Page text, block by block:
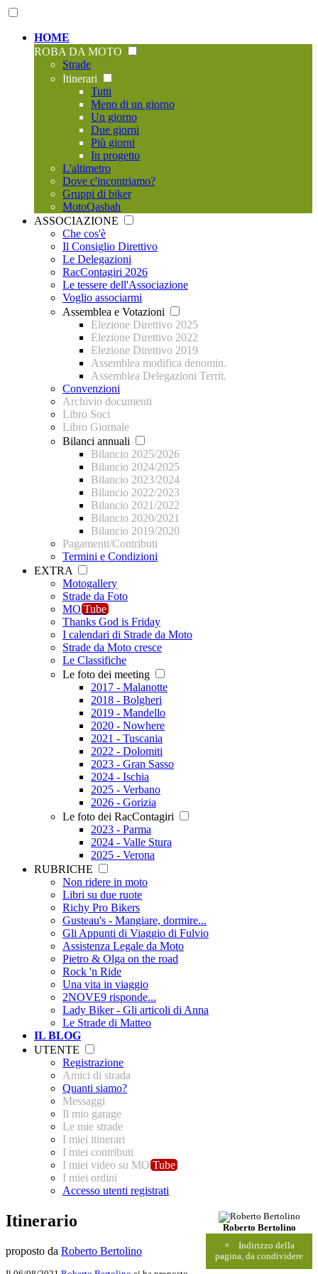
HOME
ROBA DA MOTO
Strade
Itinerari
Tutti
Meno di un giorno
Un giorno
Due giorni
Più giorni
In progetto
L'altimetro
Dove c'incontriamo?
Gruppi di biker
MotoQasbah
ASSOCIAZIONE
Che cos'è
Il Consiglio Direttivo
Le Delegazioni
RacContagiri 2026
Le tessere dell'Associazione
Voglio associarmi
Assemblea e Votazioni
Elezione Direttivo 2025
Elezione Direttivo 2022
Elezione Direttivo 2019
Assemblea modifica denomin.
Assemblea Delegazioni Territ.
Convenzioni
Archivio documenti
Libro Soci
Libro Giornale
Bilanci annuali
Bilancio 2025/2026
Bilancio 2024/2025
Bilancio 2023/2024
Bilancio 2022/2023
Bilancio 2021/2022
Bilancio 2020/2021
Bilancio 2019/2020
Pagamenti/Contributi
Termini e Condizioni
EXTRA
Motogallery
Strade da Foto
MO Tube
Thanks God is Friday
I calendari di Strade da Moto
Strade da Moto cresce
Le Classifiche
Le foto dei meeting
2017 - Malanotte
2018 - Bolgheri
2019 - Mandello
2020 - Nowhere
2021 - Tuscania
2022 - Dolomiti
2023 - Gran Sasso
2024 - Ischia
2025 - Verbano
2026 - Gorizia
Le foto dei RacContagiri
2023 - Parma
2024 - Valle Stura
2025 - Verona
RUBRICHE
Non ridere in moto
Libri su due ruote
Richy Pro Bikers
Gusteau's - Mangiare, dormire...
Gli Appunti di Viaggio di Fulvio
Assistenza Legale da Moto
Pietro & Olga on the road
Rock 'n Ride
Una vita in viaggio
2NOVE9 risponde...
Lady Biker - Gli articoli di Anna
Le Strade di Matteo
IL BLOG
UTENTE
Registrazione
Amici di strada
Quanti siamo?
Messaggi
Il mio garage
Le mie strade
I miei itinerari
I miei contributi
I miei video su MO Tube
I miei ordini
Accesso utenti registrati
Roberto Bertolino
×
Indirizzo della
pagina, da condividere
Itinerario
proposto da Roberto Bertolino